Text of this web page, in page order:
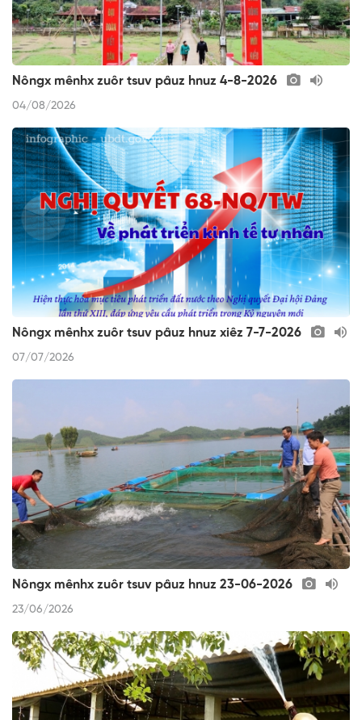
Nôngx mênhx zuôr tsuv pâuz hnuz 4-8-2026
04/08/2026
Nôngx mênhx zuôr tsuv pâuz hnuz xiêz 7-7-2026
07/07/2026
Nôngx mênhx zuôr tsuv pâuz hnuz 23-06-2026
23/06/2026